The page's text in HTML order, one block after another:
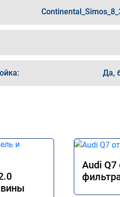
Да,
Audi